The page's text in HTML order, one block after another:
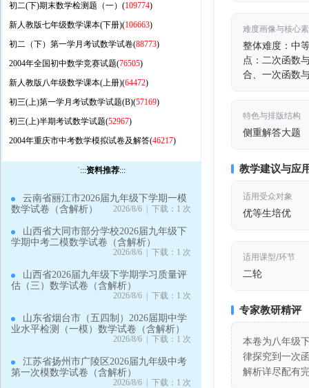
初二(下)期末数学检测题（一）(109774)
新人教版七年级数学课本(下册)(106663)
初二（下）第一学月考试数学试卷(88773)
2004年全国初中数学竞赛试题(76505)
新人教版八年级数学课本(上册)(64472)
初三(上)第一学月考试数学试题(B)(57169)
初三(上)半期考试数学试题(52967)
2004年重庆市中考数学模拟试卷及解答(46217)
`:::资料推荐:::
云南省丽江市2026届九年级下学期一模
数学试卷（含解析）
2026/8/6 | 下载：1 次
山西省大同市部分学校2026届九年级下
学期中考二模数学试卷（含解析）
2026/8/6 | 下载：1 次
山西省2026届九年级下学期学习质量评
估（三）数学试卷（含解析）
2026/8/6 | 下载：1 次
山东省烟台市（五四制）2026届期中学
业水平检测（一模）数学试卷（含解析）
2026/8/6 | 下载：1 次
江苏省扬州市广陵区2026届九年级中考
第一次模数学试卷（含解析）
2026/8/6 | 下载：1 次
难度画像与核心
整体难度：中
点：二次函数
合、一次函数
特色与排版结构
侧重解答大题
教学建议与应
适用受众对象
优等生培优
适用课型/环节
二轮
专家教研精评
本卷为八年级
律探究到一次
解析详尽配有